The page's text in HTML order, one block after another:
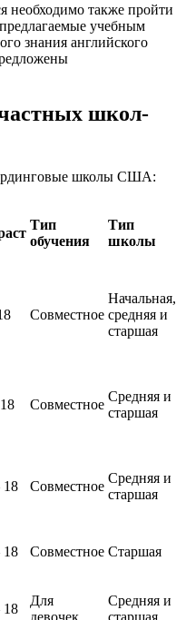
необходимо также пройти
учебным
знания английского
школ-
школы США:
Тип
обучения
Тип
школы
Совместное
Начальная,
средняя и
старшая
Совместное
Средняя и
старшая
18 Совместное
Средняя и
старшая
18 Совместное Старшая
18
Для
девочек
Средняя и
старшая